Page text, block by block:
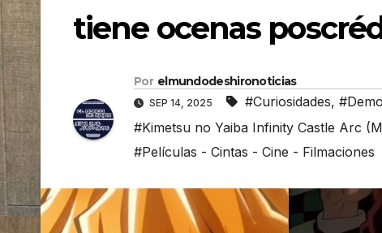
tiene ocenas
Por elmundodeshironoticias
SEP 14, 2025 #Curiosidades,
#Kimetsu no Yaiba Infinity Castle Arc
#Películas - Cintas - Cine - Filmaciones